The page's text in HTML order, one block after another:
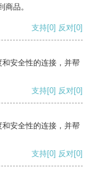
品。
支持[0] 反对[0]
安全性的连接，并帮
支持[0] 反对[0]
安全性的连接，并帮
支持[0] 反对[0]